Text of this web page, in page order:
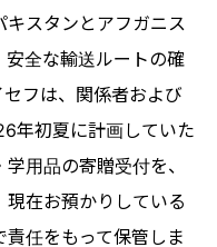
キスタンとアフガニス
全な輸送ルートの確
フは、関係者および
年初夏に計画していた
用品の寄贈受付を、
在お預かりしている
任をもって保管しま